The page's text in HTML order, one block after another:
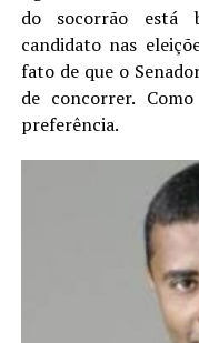
do socorrão está
candidato nas
fato de que o
de concorrer.
preferência.